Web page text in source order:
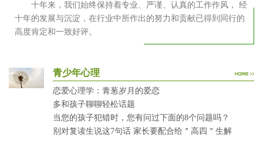
十年来，我们始终保持着专业、严谨、认真的工作作风， 经
十年的发展与沉淀，在行业中所作出的努力和贡献已得到同行的
高度肯定和一致好评。
青少年心理
恋爱心理学：青葱岁月的爱恋
多和孩子聊聊轻松话题
当您的孩子犯错时，您有问过下面的8个问题吗？
别对复读生说这7句话 家长要配合给＂高四＂生解